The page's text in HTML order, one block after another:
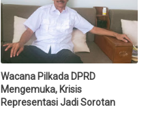
Wacana Pilkada DPRD
Mengemuka, Krisis
Representasi Jadi Sorotan